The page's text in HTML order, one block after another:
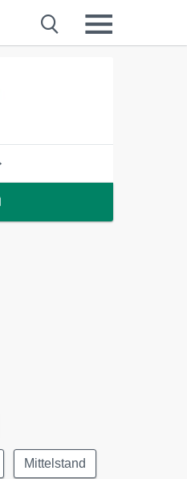
Mittelstand